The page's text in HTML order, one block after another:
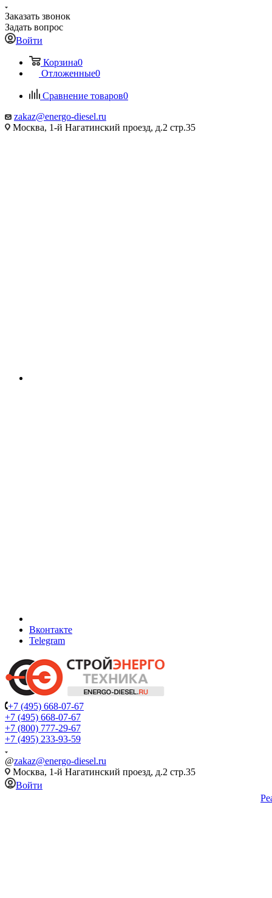
Заказать звонок
Задать вопрос
Войти
Корзина0
Отложенные0
Сравнение товаров0
zakaz@energo-diesel.ru
Москва, 1-й Нагатинский проезд, д.2 стр.35
Вконтакте
Telegram
+7 (495) 668-07-67
+7 (495) 668-07-67
+7 (800) 777-29-67
+7 (495) 233-93-59
@zakaz@energo-diesel.ru
Москва, 1-й Нагатинский проезд, д.2 стр.35
Войти